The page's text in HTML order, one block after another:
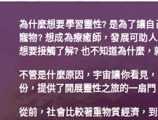
為什麼想要學習靈性? 是為了讓
寵物? 想成為療癒師，發展可助
想要接觸了解? 也不知道為什麼
不管是什麼原因，宇宙讓你看見
份，提供了開展靈性之旅的一扇門
從前，社會比較著重物質經濟，